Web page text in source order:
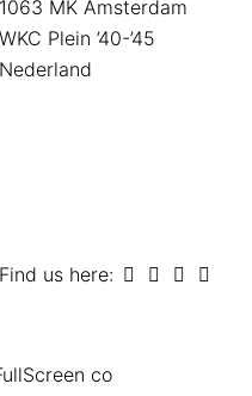
1063 MK Amsterdam
WKC Plein ’40-’45
Nederland
Find us here:
co